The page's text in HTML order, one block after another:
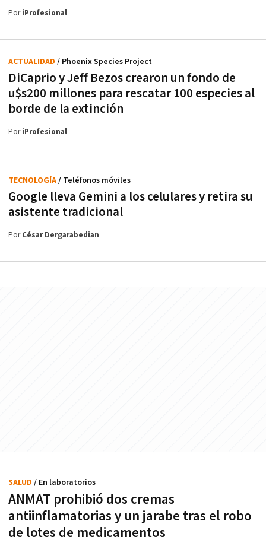
PoriProfesional
DiCaprio y Jeff Bezos crearon un fondo de
u$s200 millones para rescatar 100 especies al
borde de la extinción
ACTUALIDAD / Phoenix Species Project
PoriProfesional
Google lleva Gemini a los celulares y retira su
asistente tradicional
TECNOLOGÍA/ Teléfonos móviles
PorCésar Dergarabedian
ANMAT prohibió dos cremas
antiinflamatorias y un jarabe tras el robo
de lotes de medicamentos
SALUD / En laboratorios